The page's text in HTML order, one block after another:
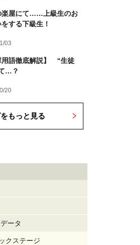
楽屋にて……上級生のお
する下級生！
03
用語徹底解説】 “生徒
…？
20
もっと見る
ータ
クステージ